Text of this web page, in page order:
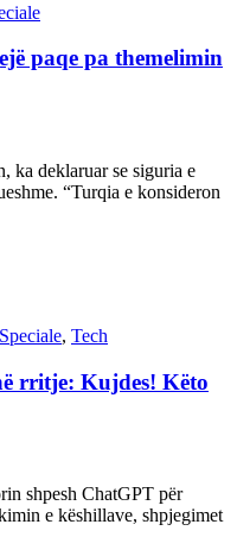
paqe pa themelimin
ka deklaruar se siguria e
“Turqia e konsideron
Speciale, Tech
rritje: Kujdes! Këto
shpesh ChatGPT për
e këshillave, shpjegimet